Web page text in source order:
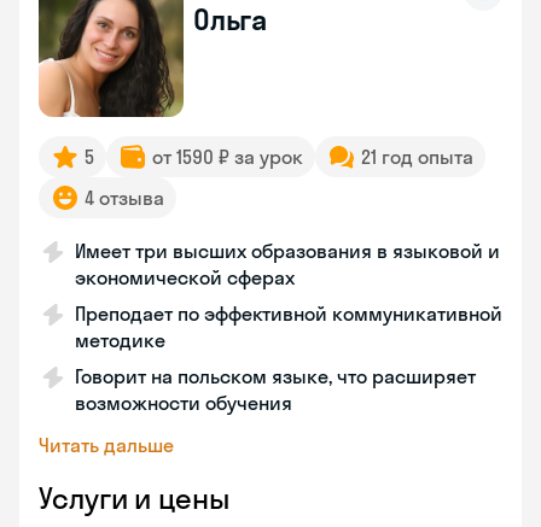
Ольга
5 от 1590 ₽ за урок
21 год опыта
4 отзыва
Имеет три высших образования в языковой и
экономической сферах
Преподает по эффективной коммуникативной
методике
Говорит на польском языке, что расширяет
возможности обучения
Читать дальше
Услуги и цены